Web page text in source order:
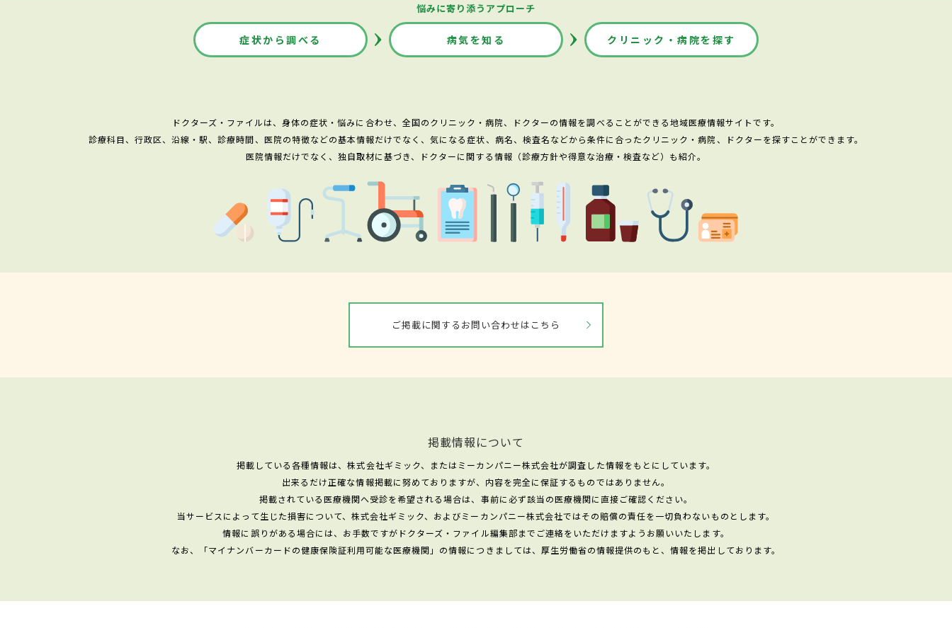
悩みに寄り添うアプローチ
症状から調べる 病気を知る クリニック・病院を探す
ドクターズ・ファイルは、身体の症状・悩みに合わせ、全国のクリニック・病院、ドクターの情報を調べることができる地域医療情報サイトです。
診療科目、行政区、沿線・駅、診療時間、医院の特徴などの基本情報だけでなく、気になる症状、病名、検査名などから条件に合ったクリニック・病院、ドクターを探すことができます。
医院情報だけでなく、独自取材に基づき、ドクターに関する情報（診療方針や得意な治療・検査など）も紹介。
ご掲載に関するお問い合わせはこちら
掲載情報について
掲載している各種情報は、株式会社ギミック、またはミーカンパニー株式会社が調査した情報をもとにしています。
出来るだけ正確な情報掲載に努めておりますが、内容を完全に保証するものではありません。
掲載されている医療機関へ受診を希望される場合は、事前に必ず該当の医療機関に直接ご確認ください。
当サービスによって生じた損害について、株式会社ギミック、およびミーカンパニー株式会社ではその賠償の責任を一切負わないものとします。
情報に誤りがある場合には、お手数ですがドクターズ・ファイル編集部までご連絡をいただけますようお願いいたします。
なお、「マイナンバーカードの健康保険証利用可能な医療機関」の情報につきましては、厚生労働省の情報提供のもと、情報を掲出しております。